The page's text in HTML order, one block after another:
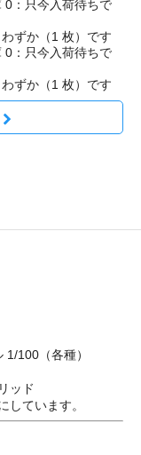
0：只今入荷待ちで
ずか（1 枚）です
0：只今入荷待ちで
ずか（1 枚）です
100（各種）
ッド
ています。